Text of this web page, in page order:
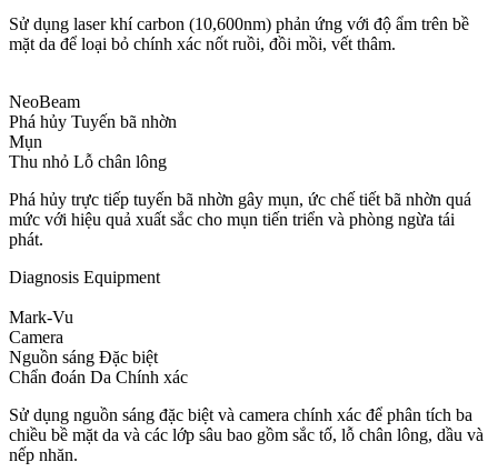
Sử dụng laser khí carbon (10,600nm) phản ứng với độ ẩm trên bề
mặt da để loại bỏ chính xác nốt ruồi, đồi mồi, vết thâm.
NeoBeam
Phá hủy Tuyến bã nhờn
Mụn
Thu nhỏ Lỗ chân lông
Phá hủy trực tiếp tuyến bã nhờn gây mụn, ức chế tiết bã nhờn quá
mức với hiệu quả xuất sắc cho mụn tiến triển và phòng ngừa tái
phát.
Diagnosis Equipment
Mark-Vu
Camera
Nguồn sáng Đặc biệt
Chẩn đoán Da Chính xác
Sử dụng nguồn sáng đặc biệt và camera chính xác để phân tích ba
chiều bề mặt da và các lớp sâu bao gồm sắc tố, lỗ chân lông, dầu và
nếp nhăn.